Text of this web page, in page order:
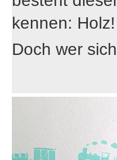
kennen: Holz!
Doch wer